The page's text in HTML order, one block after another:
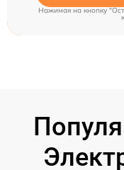
Нажимая на кнопку